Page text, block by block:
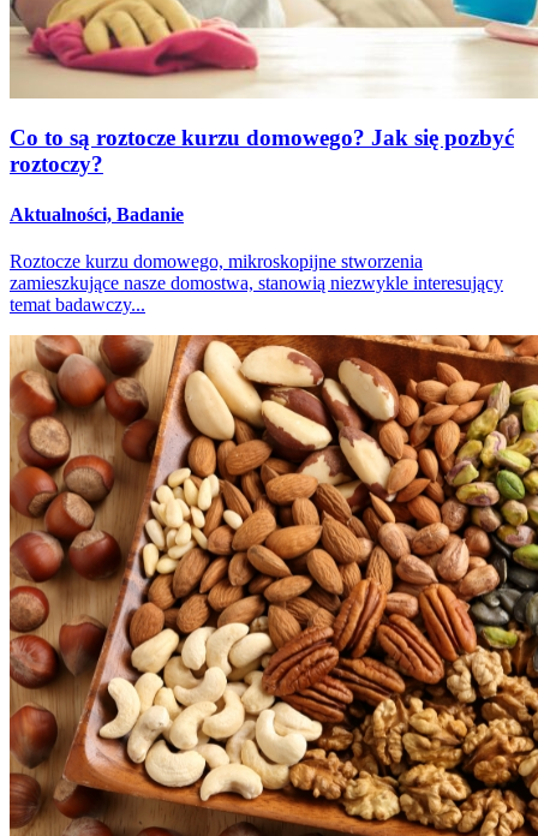
Co to są roztocze kurzu domowego? Jak się pozbyć
roztoczy?
Aktualności, Badanie
Roztocze kurzu domowego, mikroskopijne stworzenia
zamieszkujące nasze domostwa, stanowią niezwykle interesujący
temat badawczy...